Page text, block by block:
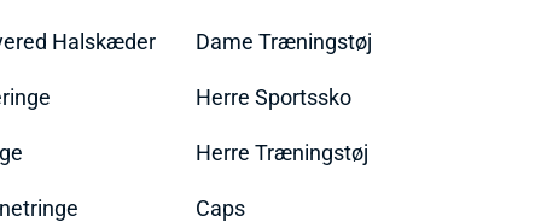
Halskæder Dame Træningstøj
Herre Sportssko
Herre Træningstøj
Caps